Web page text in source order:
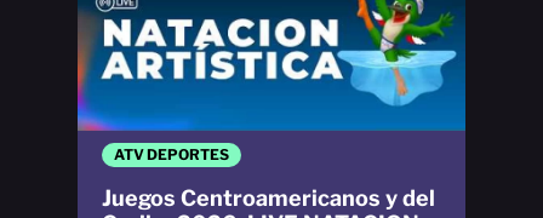
ATV DEPORTES
Juegos Centroamericanos y del